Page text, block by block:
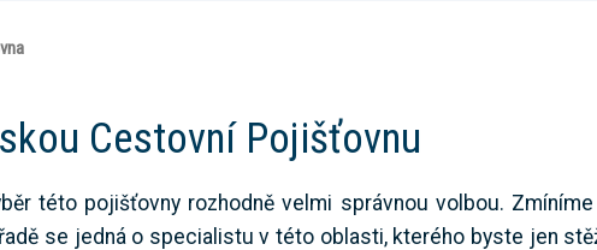
Cestovní Pojišťovnu
této pojišťovny rozhodně velmi správnou volbou.
se jedná o specialistu v této oblasti, kterého byste jen